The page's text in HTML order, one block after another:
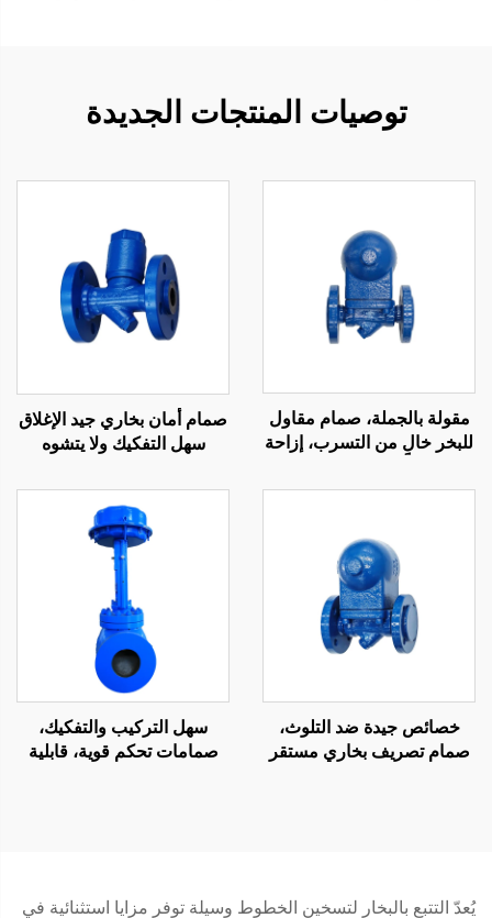
توصيات المنتجات الجديدة
مقولة بالجملة، صمام مقاول
للبخر خالٍ من التسرب، إزاحة
طفو كروي
صمام أمان بخاري جيد الإغلاق
سهل التفكيك ولا يتشوه
خصائص جيدة ضد التلوث،
صمام تصريف بخاري مستقر
سهل التركيب والتفكيك،
صمامات تحكم قوية، قابلية
يُعدّ التتبع بالبخار لتسخين الخطوط وسيلة توفر مزايا استثنائية في